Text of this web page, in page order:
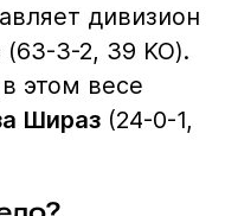
дивизион
3-2, 39 KO).
этом весе
Шираз(24-0-1,